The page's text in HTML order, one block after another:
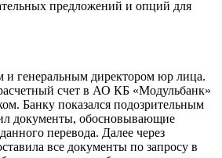
предложений и опций для
и генеральным директором юр лица.
счет в АО КБ «Модульбанк»
Банку показался подозрительным
документы, обосновывающие
перевода. Далее через
все документы по запросу в